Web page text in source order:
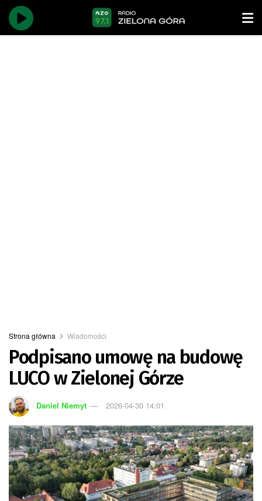
Strona główna Wiadomości
Podpisano umowę na budowę
LUCO w Zielonej Górze
Daniel Niemyt 2026-04-30 14:01